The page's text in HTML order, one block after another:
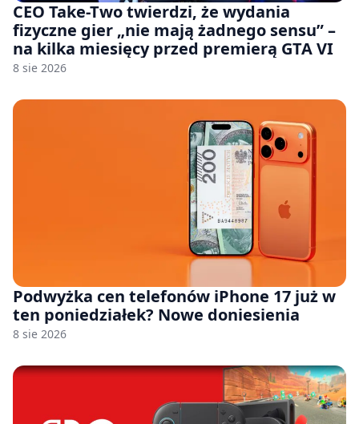
CEO Take-Two twierdzi, że wydania
fizyczne gier „nie mają żadnego sensu” –
na kilka miesięcy przed premierą GTA VI
8 sie 2026
Podwyżka cen telefonów iPhone 17 już w
ten poniedziałek? Nowe doniesienia
8 sie 2026